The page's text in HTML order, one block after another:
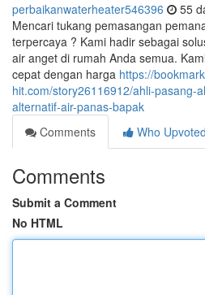
perbaikanwaterheater546396 55
Mencari tukang pemasangan
terpercaya ? Kami hadir sebagai
air anget di rumah Anda semua.
cepat dengan harga https://
hit.com/story26116912/ahli-pasang-
alternatif-air-panas-bapak
Comments
Who Upvoted
Comments
Submit a Comment
No HTML